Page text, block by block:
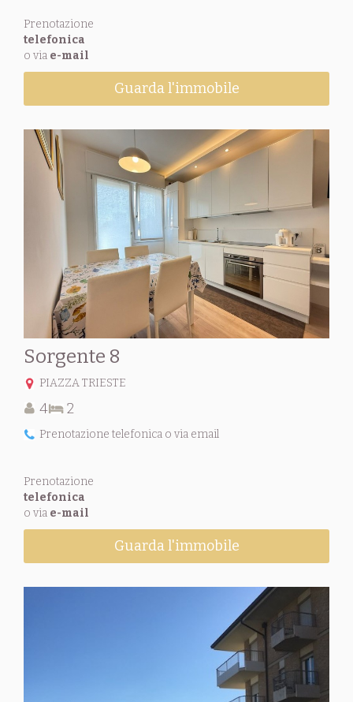
Prenotazione
telefonica
o via e-mail
Guarda l'immobile
Sorgente 8
PIAZZA TRIESTE
4 2
Prenotazione telefonica o via email
Prenotazione
telefonica
o via e-mail
Guarda l'immobile